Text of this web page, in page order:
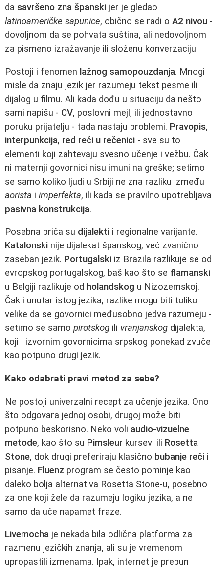
da savršeno zna španski jer je gledao
latinoameričke sapunice, obično se radi o A2 nivou -
dovoljnom da se pohvata suština, ali nedovoljnom
za pismeno izražavanje ili složenu konverzaciju.
Postoji i fenomen lažnog samopouzdanja. Mnogi
misle da znaju jezik jer razumeju tekst pesme ili
dijalog u filmu. Ali kada dođu u situaciju da nešto
sami napišu - CV, poslovni mejl, ili jednostavno
poruku prijatelju - tada nastaju problemi. Pravopis,
interpunkcija, red reči u rečenici - sve su to
elementi koji zahtevaju svesno učenje i vežbu. Čak
ni maternji govornici nisu imuni na greške; setimo
se samo koliko ljudi u Srbiji ne zna razliku između
aorista i imperfekta, ili kada se pravilno upotrebljava
pasivna konstrukcija.
Posebna priča su dijalekti i regionalne varijante.
Katalonski nije dijalekat španskog, već zvanično
zaseban jezik. Portugalski iz Brazila razlikuje se od
evropskog portugalskog, baš kao što se flamanski
u Belgiji razlikuje od holandskog u Nizozemskoj.
Čak i unutar istog jezika, razlike mogu biti toliko
velike da se govornici međusobno jedva razumeju -
setimo se samo pirotskog ili vranjanskog dijalekta,
koji i izvornim govornicima srpskog ponekad zvuče
kao potpuno drugi jezik.
Kako odabrati pravi metod za sebe?
Ne postoji univerzalni recept za učenje jezika. Ono
što odgovara jednoj osobi, drugoj može biti
potpuno beskorisno. Neko voli audio-vizuelne
metode, kao što su Pimsleur kursevi ili Rosetta
Stone, dok drugi preferiraju klasično bubanje reči i
pisanje. Fluenz program se često pominje kao
daleko bolja alternativa Rosetta Stone-u, posebno
za one koji žele da razumeju logiku jezika, a ne
samo da uče napamet fraze.
Livemocha je nekada bila odlična platforma za
razmenu jezičkih znanja, ali su je vremenom
upropastili izmenama. Ipak, internet je prepun